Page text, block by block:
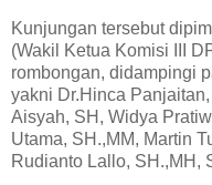
Kunjungan tersebut
(Wakil Ketua Komisi III
rombongan, didampingi
yakni Dr.Hinca
Aisyah, SH, Widya
Utama, SH.,MM, Martin
Rudianto Lallo, SH.,MH,